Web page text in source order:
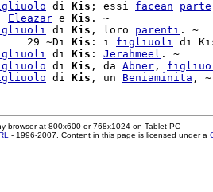
di Kis ; essi facean parte
Eleazar e Kis . ~
di Kis , loro parenti . ~
29 ~Di Kis : i figliuoli di
di Kis : Jerahmeel . ~
di Kis , da Abner ,
di Kis , un Beniaminita
browser at 800x600 or 768x1024 on Tablet PC
- 1996-2007. Content in this page is licensed under a